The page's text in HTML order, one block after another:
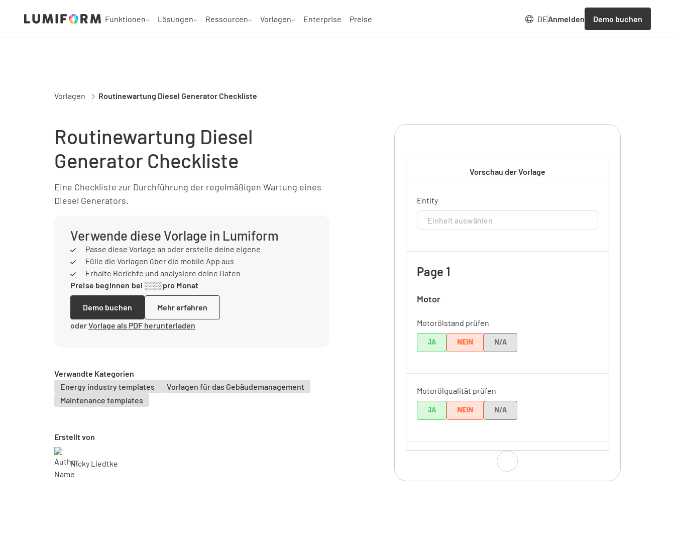
Funktionen Lösungen Ressourcen Vorlagen Enterprise Preise DEAnmelden Demo buchen
Vorlagen Routinewartung Diesel Generator Checkliste
Routinewartung Diesel
Generator Checkliste
Eine Checkliste zur Durchführung der regelmäßigen Wartung eines
Diesel Generators.
Verwende diese Vorlage in Lumiform
Passe diese Vorlage an oder erstelle deine eigene
Fülle die Vorlagen über die mobile App aus
Erhalte Berichte und analysiere deine Daten
Preise beginnen bei ░░░ pro Monat
Demo buchen
Mehr erfahren
oderVorlage als PDF herunterladen
Verwandte Kategorien
Energy industry templates
Vorlagen für das Gebäudemanagement
Maintenance templates
Erstellt von
Nicky Liedtke
Vorschau der Vorlage
Entity
Page 1
Motor
Motorölstand prüfen
JA NEIN N/A
Motorölqualität prüfen
JA NEIN N/A
Motorölwechsel durchführen